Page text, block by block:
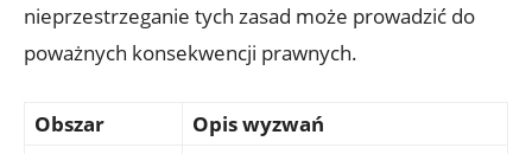
nieprzestrzeganie tych zasad może prowadzić do
poważnych konsekwencji prawnych.
Obszar Opis wyzwań